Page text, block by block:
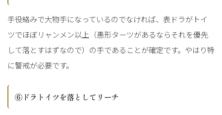
手役絡みで大物手になっているのでなければ、表ドラがトイ
ツでほぼリャンメン以上（愚形ターツがあるならそれを優先
して落とすはずなので）の手であることが確定です。やはり特
に警戒が必要です。
⑥ドラトイツを落としてリーチ